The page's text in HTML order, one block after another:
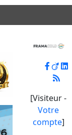
[Visiteur -
Votre
compte]